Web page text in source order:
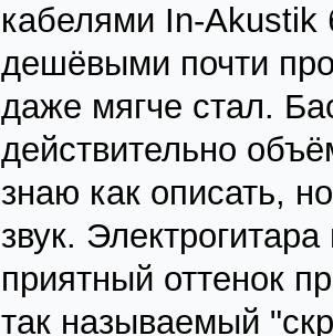
кабелями In-Akustik
дешёвыми почти
даже мягче стал.
действительно
знаю как описать,
звук.
приятный оттенок
так называемый